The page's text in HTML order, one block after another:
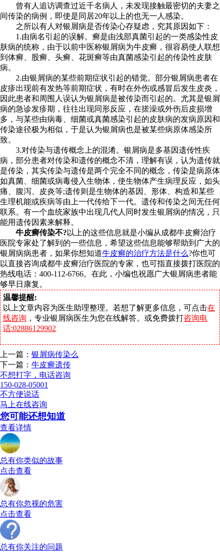
曾有人追访调查过近千名病人，未发现接触最密切的夫妻之
间传染的病例，即使是同居20年以上的也无一人感染。
之所以有人对银屑病是否传染心存疑虑，究其原因如下：
1.由病名引起的误解。癣是由浅部真菌引起的一类感染性皮
肤病的统称，由于以前中医称银屑病为牛皮癣，很容易使人联想
到体癣、股癣、头癣、花斑癣等由真菌感染引起的传染性皮肤
病。
2.由银屑病的某些前期症状引起的错觉。部分银屑病患者在
皮疹出现前有发热等前期症状，有时在外伤或感冒后发生皮炎，
因此患者和周围人误认为银屑病是被传染而引起的。尤其是银屑
病的急诊发疹期，往往出现同形反应，在搓澡或外伤后皮损增
多，与某些由病毒、细菌或真菌感染引起的皮肤病的发病原因和
传染途径极为相似，于是认为银屑病也是被某些病原体感染所
致。
3.对传染与遗传概念上的混淆。银屑病是多基因遗传性疾
病，部分患者对传染和遗传的概念不清，理解有误，认为遗传就
是传染，其实传染与遗传是两个完全不同的概念，传染是病原体
如真菌、细菌或病毒侵入生物体，使生物体产生病理反应，如头
痛、腹泻、皮炎等;遗传则是生物体的基因、形体、构造和某些
生理机能或疾病等由上一代传给下一代。遗传和传染之间无任何
联系。有一个血统家族中出现几代人同时发生银屑病的情况，只
能用遗传因素来解释。
牛皮癣传染不? 以上的这些信息就是小编从成都牛皮癣治疗
医院专家处了解到的一些信息，希望这些信息能够帮助到广大的
银屑病病患者，如果你想知道牛皮癣的治疗方法是什么?你也可
以直接咨询成都牛皮癣治疗医院的专家，也可指直接拨打医院的
热线电话：400-112-6766。在此，小编也祝愿广大银屑病患者能
够早日康复。
温馨提醒:
以上文章内容为医生助理整理。若想了解更多信息，可点击在
线咨询 ，专业银屑病医生为您在线解答。或免费拨打咨询电
话:02886129902
上一篇： 银屑病传染么
下一篇： 牛皮癣遗传
不想打字，电话咨询
150-028-05001
不方便说话
马上在线咨询
您可能还想知道
查看详情
总有你类似的故事
点击查看
总有你忽视的危害
点击查看
总有你关注的问题